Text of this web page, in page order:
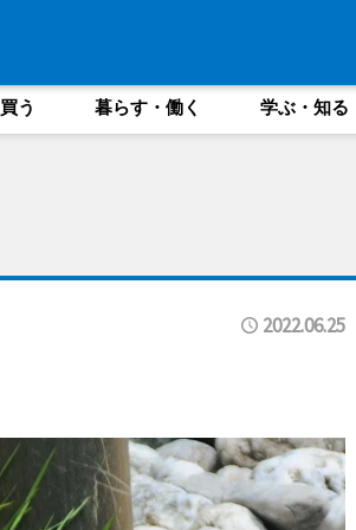
買う 暮らす・働く 学ぶ・知る
2022.06.25